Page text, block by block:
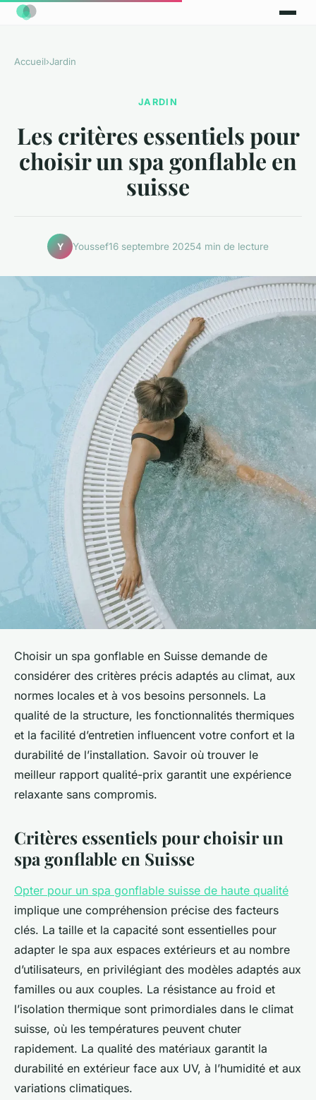
Accueil›Jardin
JARDIN
Les critères essentiels pour
choisir un spa gonflable en
suisse
Y Youssef16 septembre 20254 min de lecture
Choisir un spa gonflable en Suisse demande de
considérer des critères précis adaptés au climat, aux
normes locales et à vos besoins personnels. La
qualité de la structure, les fonctionnalités thermiques
et la facilité d’entretien influencent votre confort et la
durabilité de l’installation. Savoir où trouver le
meilleur rapport qualité-prix garantit une expérience
relaxante sans compromis.
Critères essentiels pour choisir un
spa gonflable en Suisse
Opter pour un spa gonflable suisse de haute qualité
implique une compréhension précise des facteurs
clés. La taille et la capacité sont essentielles pour
adapter le spa aux espaces extérieurs et au nombre
d’utilisateurs, en privilégiant des modèles adaptés aux
familles ou aux couples. La résistance au froid et
l’isolation thermique sont primordiales dans le climat
suisse, où les températures peuvent chuter
rapidement. La qualité des matériaux garantit la
durabilité en extérieur face aux UV, à l’humidité et aux
variations climatiques.